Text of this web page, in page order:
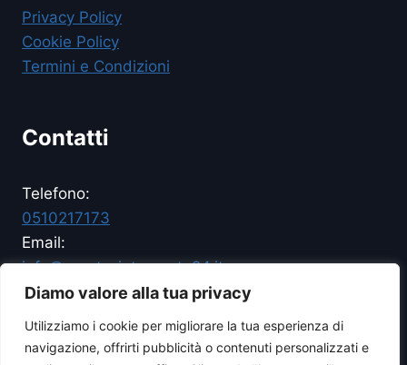
Diamo valore alla tua privacy
Utilizziamo i cookie per migliorare la tua esperienza di
navigazione, offrirti pubblicità o contenuti personalizzati e
Privacy Policy
Cookie Policy
Termini e Condizioni
Contatti
Telefono:
0510217173
Email:
info@pronto-intervento24.it
Disponibilita
24/7 - Sempre operativi